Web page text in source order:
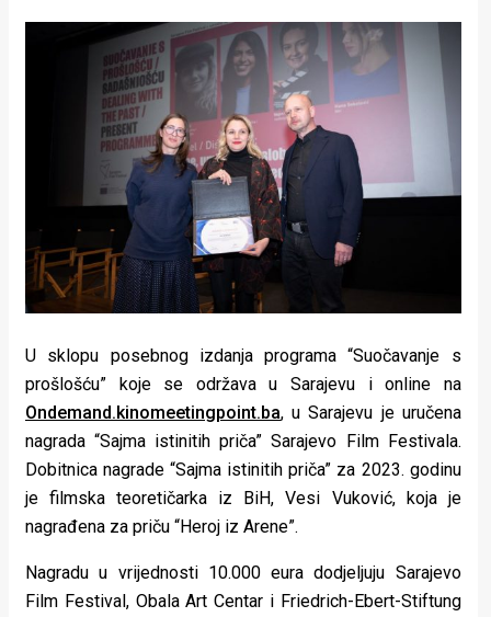
Kolumne
Beauty
Fashion
Zdravlje
Za
Život
u
pokretu
rade
U sklopu posebnog izdanja programa “Suočavanje s
prošlošću” koje se održava u Sarajevu i online na
Ondemand.kinomeetingpoint.ba, u Sarajevu je uručena
nagrada “Sajma istinitih priča” Sarajevo Film Festivala.
Dobitnica nagrade “Sajma istinitih priča” za 2023. godinu
je filmska teoretičarka iz BiH, Vesi Vuković, koja je
nagrađena za priču “Heroj iz Arene”.
Nagradu u vrijednosti 10.000 eura dodjeljuju Sarajevo
Film Festival, Obala Art Centar i Friedrich-Ebert-Stiftung